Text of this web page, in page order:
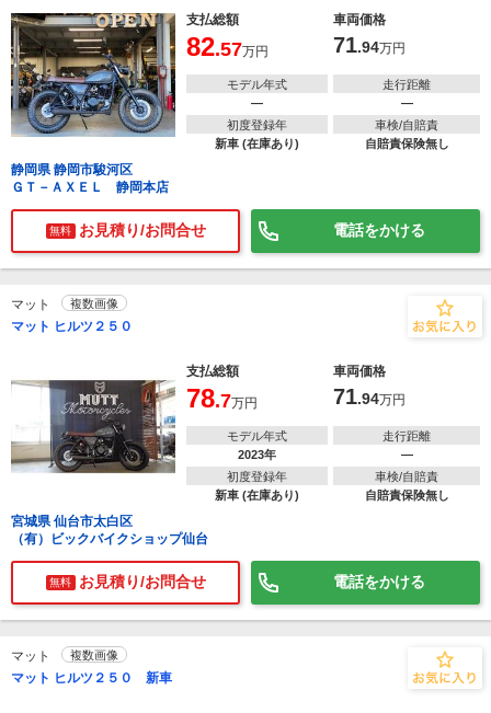
支払総額
車両価格
82.57万円 71.94万円
モデル年式
―
走行距離
―
初度登録年
新車 (在庫あり)
車検/自賠責
自賠責保険無し
静岡県 静岡市駿河区
ＧＴ－ＡＸＥＬ 静岡本店
無料 お見積り/お問合せ 電話をかける
マット 複数画像
マット ヒルツ２５０
支払総額 車両価格
78.7万円 71.94万円
モデル年式
2023年
走行距離
―
初度登録年
新車 (在庫あり)
車検/自賠責
自賠責保険無し
宮城県 仙台市太白区
（有）ビックバイクショップ仙台
無料 お見積り/お問合せ 電話をかける
マット 複数画像
マット ヒルツ２５０ 新車